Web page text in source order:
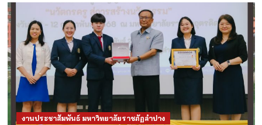
งานประชาสัมพันธ์ มหาวิทยาลัยราชภัฏลำปาง